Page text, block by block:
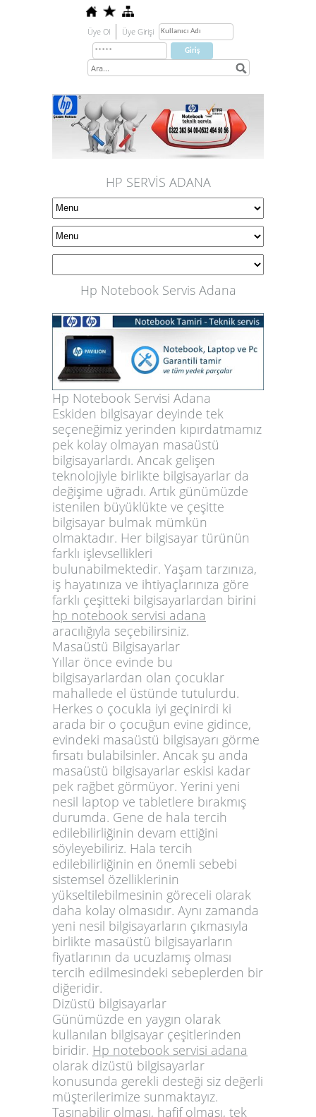
Üye Ol Üye Girişi
HP SERVİS ADANA
Hp Notebook Servis Adana
Hp Notebook Servisi Adana
Eskiden bilgisayar deyinde tek
seçeneğimiz yerinden kıpırdatmamız
pek kolay olmayan masaüstü
bilgisayarlardı. Ancak gelişen
teknolojiyle birlikte bilgisayarlar da
değişime uğradı. Artık günümüzde
istenilen büyüklükte ve çeşitte
bilgisayar bulmak mümkün
olmaktadır. Her bilgisayar türünün
farklı işlevsellikleri
bulunabilmektedir. Yaşam tarzınıza,
iş hayatınıza ve ihtiyaçlarınıza göre
farklı çeşitteki bilgisayarlardan birini
hp notebook servisi adana
aracılığıyla seçebilirsiniz.
Masaüstü Bilgisayarlar
Yıllar önce evinde bu
bilgisayarlardan olan çocuklar
mahallede el üstünde tutulurdu.
Herkes o çocukla iyi geçinirdi ki
arada bir o çocuğun evine gidince,
evindeki masaüstü bilgisayarı görme
fırsatı bulabilsinler. Ancak şu anda
masaüstü bilgisayarlar eskisi kadar
pek rağbet görmüyor. Yerini yeni
nesil laptop ve tabletlere bırakmış
durumda. Gene de hala tercih
edilebilirliğinin devam ettiğini
söyleyebiliriz. Hala tercih
edilebilirliğinin en önemli sebebi
sistemsel özelliklerinin
yükseltilebilmesinin göreceli olarak
daha kolay olmasıdır. Aynı zamanda
yeni nesil bilgisayarların çıkmasıyla
birlikte masaüstü bilgisayarların
fiyatlarının da ucuzlamış olması
tercih edilmesindeki sebeplerden bir
diğeridir.
Dizüstü bilgisayarlar
Günümüzde en yaygın olarak
kullanılan bilgisayar çeşitlerinden
biridir. Hp notebook servisi adana
olarak dizüstü bilgisayarlar
konusunda gerekli desteği siz değerli
müşterilerimize sunmaktayız.
Taşınabilir olması, hafif olması, tek